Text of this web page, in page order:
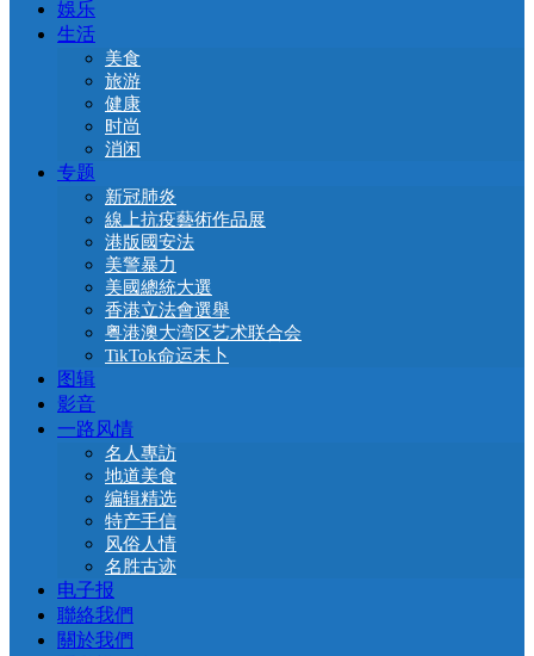
娛乐
生活
美食
旅游
健康
时尚
消闲
专题
新冠肺炎
線上抗疫藝術作品展
港版國安法
美警暴力
美國總統大選
香港立法會選舉
粤港澳大湾区艺术联合会
TikTok命运未卜
图辑
影音
一路风情
名人專訪
地道美食
编辑精选
特产手信
风俗人情
名胜古迹
电子报
聯絡我們
關於我們